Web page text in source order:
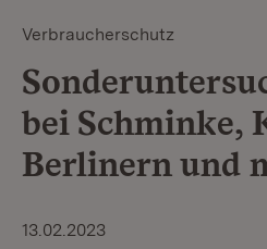
Verbraucherschutz
bei Schminke,
Berlinern und
13.02.2023